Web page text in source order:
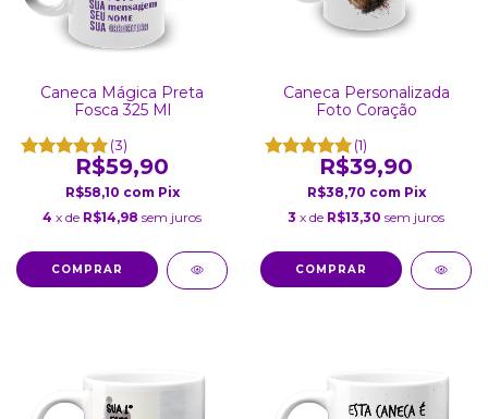
Caneca Mágica Preta
Fosca 325 Ml
(3)
R$59,90
R$58,10 com Pix
4 x de R$14,98 sem juros
Caneca Personalizada
Foto Coração
(1)
R$39,90
R$38,70 com Pix
3 x de R$13,30 sem juros
COMPRAR